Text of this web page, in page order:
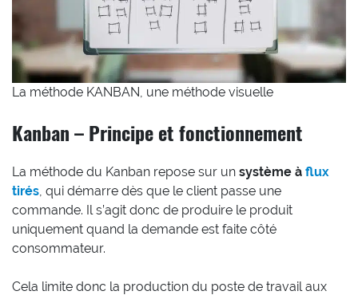
La méthode KANBAN, une méthode visuelle
Kanban – Principe et fonctionnement
La méthode du Kanban repose sur un système à flux
tirés, qui démarre dès que le client passe une
commande. Il s’agit donc de produire le produit
uniquement quand la demande est faite côté
consommateur.
Cela limite donc la production du poste de travail aux